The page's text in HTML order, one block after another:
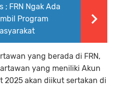
; FRN Ngak Ada
Program
yang berada di FRN,
yang meniliki Akun
2025 akan diikut sertakan di